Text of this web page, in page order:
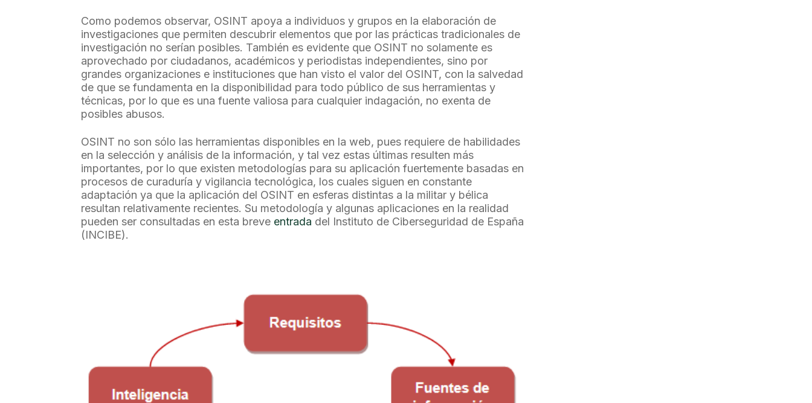
Como podemos observar, OSINT apoya a individuos y grupos en la elaboración de
investigaciones que permiten descubrir elementos que por las prácticas tradicionales de
investigación no serían posibles. También es evidente que OSINT no solamente es
aprovechado por ciudadanos, académicos y periodistas independientes, sino por
grandes organizaciones e instituciones que han visto el valor del OSINT, con la salvedad
de que se fundamenta en la disponibilidad para todo público de sus herramientas y
técnicas, por lo que es una fuente valiosa para cualquier indagación, no exenta de
posibles abusos.
OSINT no son sólo las herramientas disponibles en la web, pues requiere de habilidades
en la selección y análisis de la información, y tal vez estas últimas resulten más
importantes, por lo que existen metodologías para su aplicación fuertemente basadas en
procesos de curaduría y vigilancia tecnológica, los cuales siguen en constante
adaptación ya que la aplicación del OSINT en esferas distintas a la militar y bélica
resultan relativamente recientes. Su metodología y algunas aplicaciones en la realidad
pueden ser consultadas en esta breve entrada del Instituto de Ciberseguridad de España
(INCIBE).